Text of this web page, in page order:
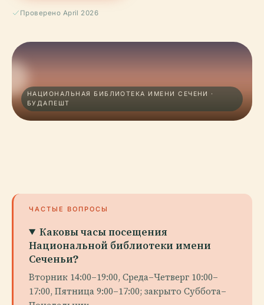
Проверено April 2026
НАЦИОНАЛЬНАЯ БИБЛИОТЕКА ИМЕНИ СЕЧЕНИ ·
БУДАПЕШТ
ЧАСТЫЕ ВОПРОСЫ
Каковы часы посещения
Национальной библиотеки имени
Сеченьи?
Вторник 14:00–19:00, Среда–Четверг 10:00–
17:00, Пятница 9:00–17:00; закрыто Суббота–